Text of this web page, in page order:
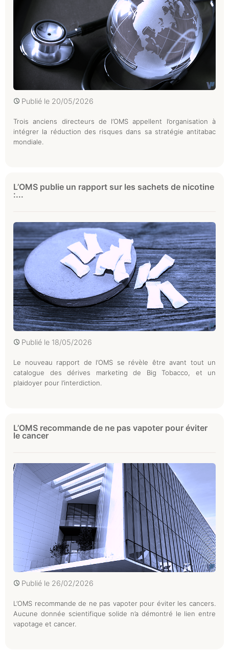
Publié le 20/05/2026
Trois anciens directeurs de l’OMS appellent l’organisation à
intégrer la réduction des risques dans sa stratégie antitabac
mondiale.
L’OMS publie un rapport sur les sachets de nicotine
:...
Publié le 18/05/2026
Le nouveau rapport de l’OMS se révèle être avant tout un
catalogue des dérives marketing de Big Tobacco, et un
plaidoyer pour l’interdiction.
L’OMS recommande de ne pas vapoter pour éviter
le cancer
Publié le 26/02/2026
L’OMS recommande de ne pas vapoter pour éviter les cancers.
Aucune donnée scientifique solide n’a démontré le lien entre
vapotage et cancer.